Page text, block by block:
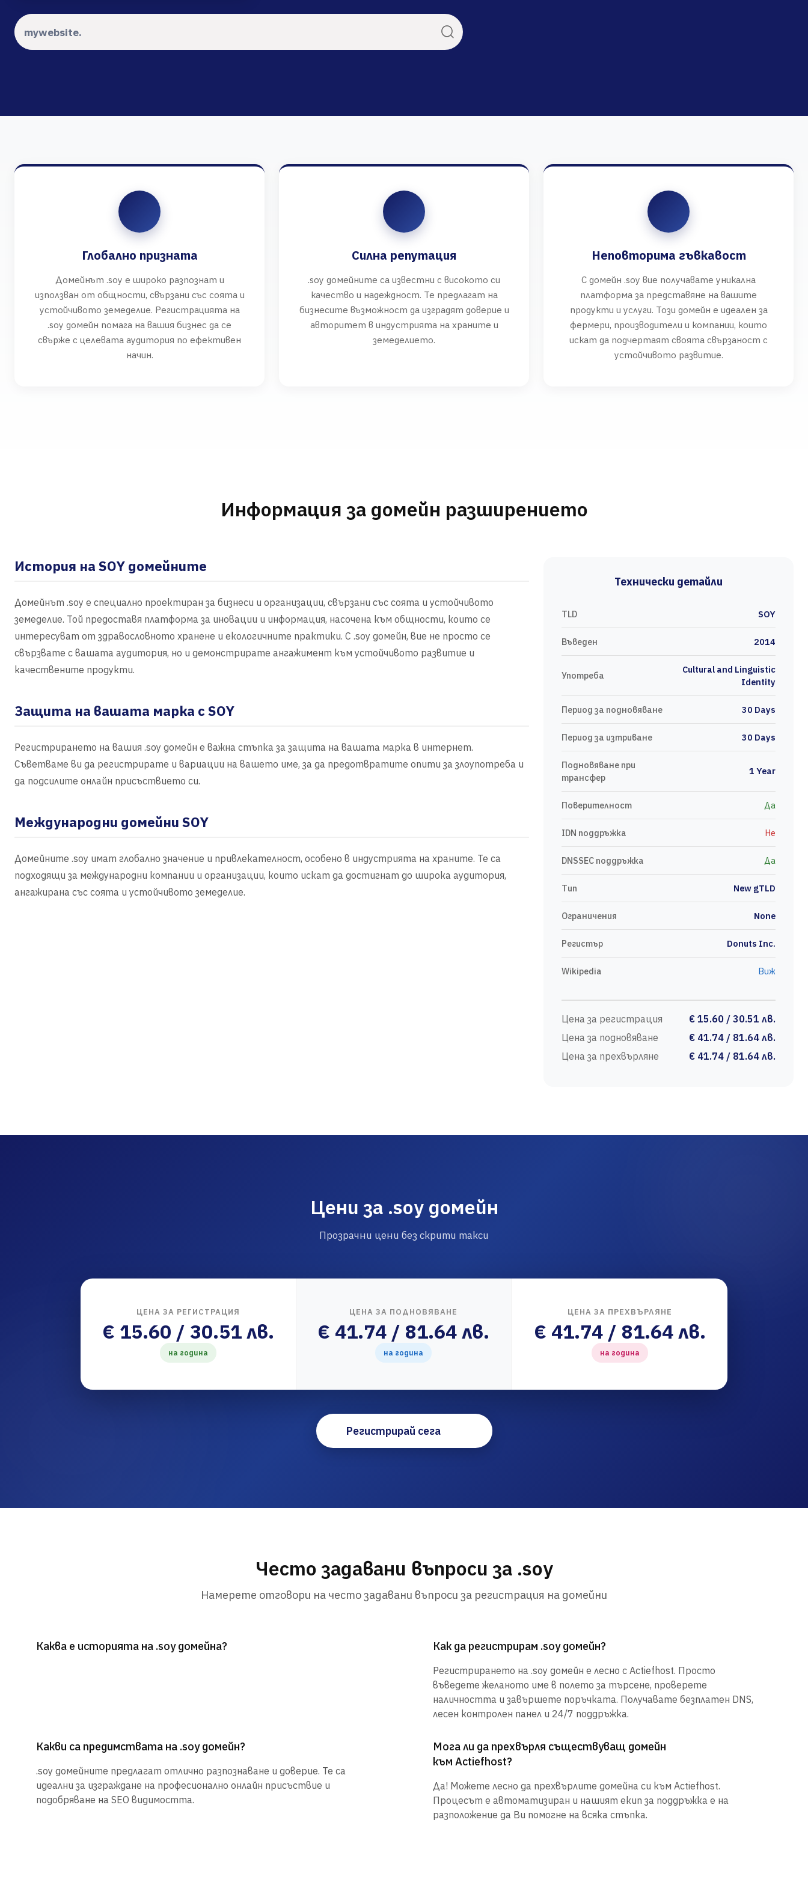
Глобално призната
Домейнът .soy е широко разпознат и
използван от общности, свързани със соята и
устойчивото земеделие. Регистрацията на
.soy домейн помага на вашия бизнес да се
свърже с целевата аудитория по ефективен
начин.
Силна репутация
.soy домейните са известни с високото си
качество и надеждност. Те предлагат на
бизнесите възможност да изградят доверие и
авторитет в индустрията на храните и
земеделието.
Неповторима гъвкавост
С домейн .soy вие получавате уникална
платформа за представяне на вашите
продукти и услуги. Този домейн е идеален за
фермери, производители и компании, които
искат да подчертаят своята свързаност с
устойчивото развитие.
Информация за домейн разширението
История на SOY домейните
Домейнът .soy е специално проектиран за бизнеси и организации, свързани със соята и устойчивото
земеделие. Той предоставя платформа за иновации и информация, насочена към общности, които се
интересуват от здравословното хранене и екологичните практики. С .soy домейн, вие не просто се
свързвате с вашата аудитория, но и демонстрирате ангажимент към устойчивото развитие и
качествените продукти.
Защита на вашата марка с SOY
Регистрирането на вашия .soy домейн е важна стъпка за защита на вашата марка в интернет.
Съветваме ви да регистрирате и вариации на вашето име, за да предотвратите опити за злоупотреба и
да подсилите онлайн присъствието си.
Международни домейни SOY
Домейните .soy имат глобално значение и привлекателност, особено в индустрията на храните. Те са
подходящи за международни компании и организации, които искат да достигнат до широка аудитория,
ангажирана със соята и устойчивото земеделие.
Технически детайли
TLD SOY
Въведен 2014
Употреба
Cultural and Linguistic
Identity
Период за подновяване 30 Days
Период за изтриване 30 Days
Подновяване при
трансфер
1 Year
Поверителност Да
IDN поддръжка Не
DNSSEC поддръжка Да
Тип New gTLD
Ограничения None
Регистър Donuts Inc.
Wikipedia Виж
Цена за регистрация
€ 15.60 / 30.51 лв.
Цена за подновяване
€ 41.74 / 81.64 лв.
Цена за прехвърляне
€ 41.74 / 81.64 лв.
Цени за .soy домейн
Прозрачни цени без скрити такси
ЦЕНА ЗА РЕГИСТРАЦИЯ
€ 15.60 / 30.51 лв.
на година
ЦЕНА ЗА ПОДНОВЯВАНЕ
€ 41.74 / 81.64 лв.
на година
ЦЕНА ЗА ПРЕХВЪРЛЯНЕ
€ 41.74 / 81.64 лв.
на година
Регистрирай сега
Често задавани въпроси за .soy
Намерете отговори на често задавани въпроси за регистрация на домейни
Каква е историята на .soy домейна? Как да регистрирам .soy домейн?
Регистрирането на .soy домейн е лесно с Actiefhost. Просто
въведете желаното име в полето за търсене, проверете
наличността и завършете поръчката. Получавате безплатен DNS,
лесен контролен панел и 24/7 поддръжка.
Какви са предимствата на .soy домейн?
.soy домейните предлагат отлично разпознаване и доверие. Те са
идеални за изграждане на професионално онлайн присъствие и
подобряване на SEO видимостта.
Мога ли да прехвърля съществуващ домейн
към Actiefhost?
Да! Можете лесно да прехвърлите домейна си към Actiefhost.
Процесът е автоматизиран и нашият екип за поддръжка е на
разположение да Ви помогне на всяка стъпка.